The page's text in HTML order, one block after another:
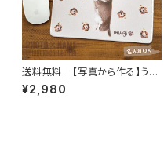
送料無料｜【写真から作る】うち
の子マウスパッド｜名入れオー
ダーメイド
¥2,980